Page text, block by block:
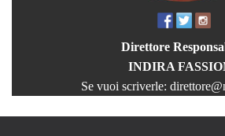
Direttore
INDIRA
Se vuoi scriverle: